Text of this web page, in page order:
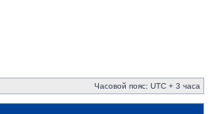
Часовой пояс: UTC + 3 часа